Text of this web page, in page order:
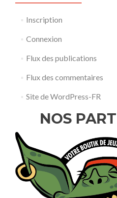
Inscription
Connexion
Flux des publications
Flux des commentaires
Site de WordPress-FR
NOS